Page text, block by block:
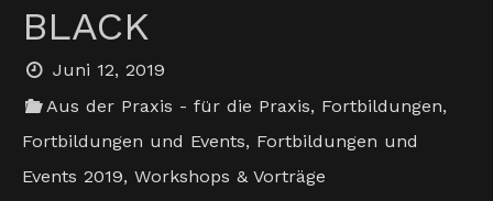
BLACK
Juni 12, 2019
Aus der Praxis - für die Praxis, Fortbildungen,
Fortbildungen und Events, Fortbildungen und
Events 2019, Workshops & Vorträge